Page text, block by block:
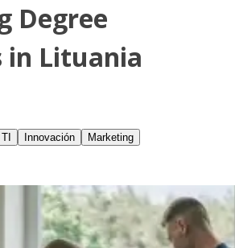
Degree
in Lituania
Innovación Marketing